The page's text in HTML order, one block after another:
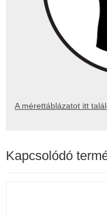
A mérettáblázatot itt
Kapcsolódó